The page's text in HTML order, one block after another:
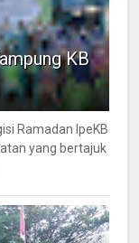
KB
Ramadan IpeKB
yang bertajuk